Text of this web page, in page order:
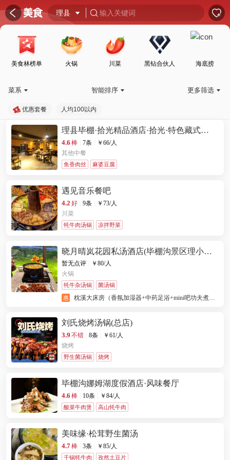
 󰦎 理县   输入关键词 
美食林榜单 火锅 川菜 黑钻合伙人 海底捞
菜系  智能排序  更多筛选 
优惠套餐 人均100以内
理县毕棚·拾光精品酒店·拾光·特色藏式餐
厅
4.6 棒 7条 ￥ 66/人
其他中餐
鱼香肉丝 麻婆豆腐
遇见音乐餐吧
4.2 好 9条 ￥ 73/人
川菜
牦牛肉汤锅 凉拌野菜
晓月晴岚花园私汤酒店(毕棚沟景区理小路
店)·餐厅
暂无点评 ￥ 80/人
火锅
牦牛杂汤锅 菌汤锅
惠
枕溪大床房（香氛加湿器+中药足浴+mini吧功夫煮
管家服务 1 份 + 迷你吧 1 份
刘氏烧烤汤锅(总店)
3.9 不错 8条 ￥ 61/人
烧烤
野生菌汤锅 烧烤
毕棚沟娜姆湖度假酒店·风味餐厅
4.6 棒 10条 ￥ 84/人
酸菜牛肉煲 高山牦牛肉
美味缘·松茸野生菌汤
4.7棒 3条 ￥ 85/人
干锅牦牛肉 孜然土豆片